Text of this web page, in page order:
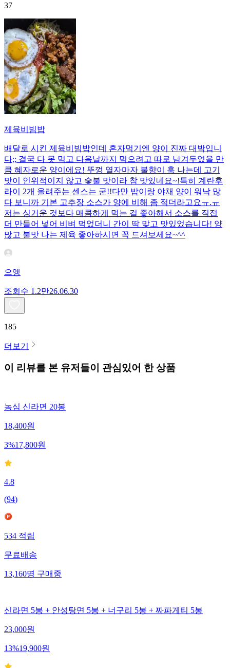
37
제육비빔밥
배달로 시킨 제육비빔밥인데 혼자먹기엔 양이 진짜 대박입니
다;; 결국 다 못 먹고 다음날까지 먹으려고 따로 남겨두었을 만
큼 혜자로운 양이에요! 뚜껑 열자마자 불향이 훅 나는데 고기
맛이 인위적이지 않고 숯불 맛이라 참 맛있네요~!특히 계란후
라이 2개 올려주는 센스는 굳!! ​다만 밥이랑 야채 양이 워낙 많
다 보니까 기본 고추장 소스가 양에 비해 좀 적더라고요ㅠ.ㅠ
저는 싱거운 것보다 매콤하게 먹는 걸 좋아해서 소스를 직접
더 만들어 넣어 비벼 먹었더니 간이 딱 맞고 맛있었습니다! 양
많고 불맛 나는 제육 좋아하시면 꼭 드셔보세요~^^
으앵
조회수 1.2만26.06.30
185
더보기
이 리뷰를 본 유저들이 관심있어 한 상품
농심 신라면 20봉
18,400원
3%17,800원
4.8
(94)
534 적립
무료배송
13,160명 구매중
신라면 5봉 + 안성탕면 5봉 + 너구리 5봉 + 짜파게티 5봉
23,000원
13%19,900원